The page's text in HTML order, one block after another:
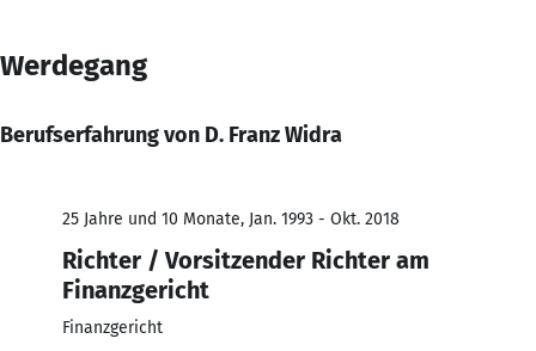
Werdegang
Berufserfahrung von D. Franz Widra
25 Jahre und 10 Monate, Jan. 1993 - Okt. 2018
Richter / Vorsitzender Richter am
Finanzgericht
Finanzgericht